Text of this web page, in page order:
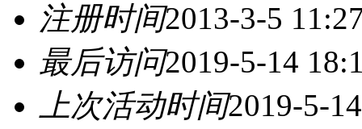
注册时间2013-3-5
最后访问2019-5-14
上次活动时间2019-5-